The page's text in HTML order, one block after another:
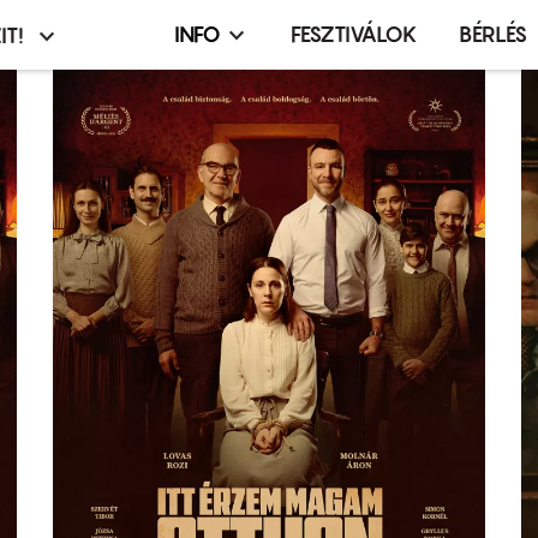
Infó,
esemény,
terembérlés
menü
INFO FESZTIVÁLOK BÉRLÉS